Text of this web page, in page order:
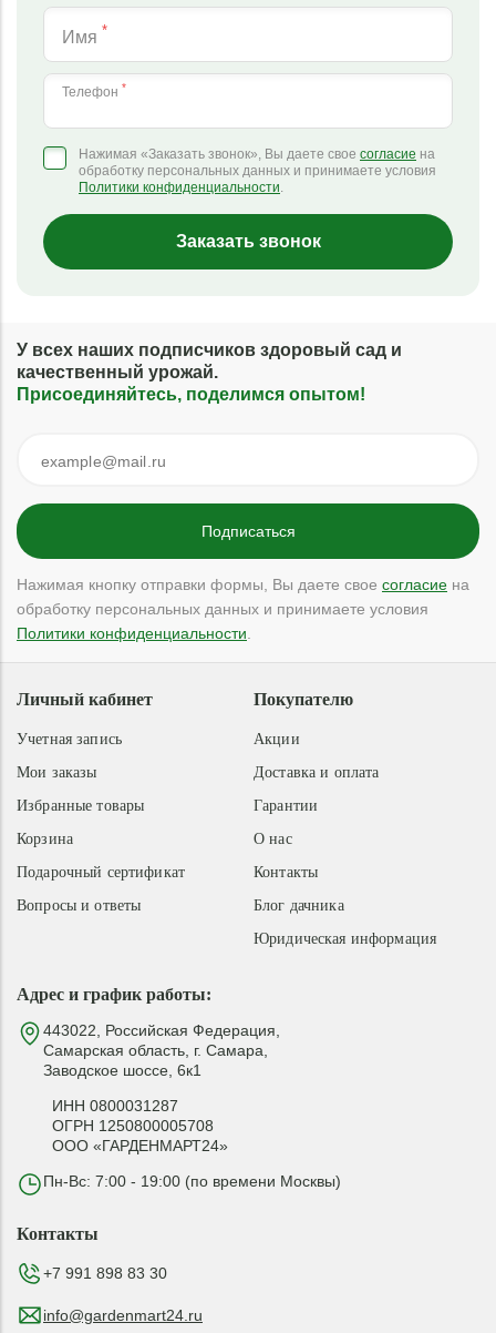
Имя *
Телефон *
Нажимая «Заказать звонок», Вы даете свое согласие на
обработку персональных данных и принимаете условия
Политики конфиденциальности.
Заказать звонок
У всех наших подписчиков здоровый сад и
качественный урожай.
Присоединяйтесь, поделимся опытом!
Нажимая кнопку отправки формы, Вы даете свое согласие на
обработку персональных данных и принимаете условия
Политики конфиденциальности
Адрес и график работы:
443022, Российская Федерация,
Самарская область, г. Самара,
Заводское шоссе, 6к1
ИНН 0800031287
ОГРН 1250800005708
ООО «ГАРДЕНМАРТ24»
Пн-Вс: 7:00 - 19:00 (по времени Москвы)
Покупателю
Акции
Доставка и оплата
Гарантии
О нас
Контакты
Блог дачника
Юридическая информация
Личный кабинет
Учетная запись
Мои заказы
Избранные товары
Корзина
Подарочный сертификат
Вопросы и ответы
Контакты
+7 991 898 83 30
info@gardenmart24.ru